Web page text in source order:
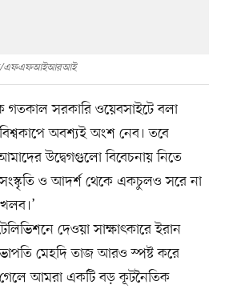
এফএফআইআরআই
গতকাল সরকারি ওয়েবসাইটে বলা
অবশ্যই অংশ নেব। তবে
উদ্বেগগুলো বিবেচনায় নিতে
সংস্কৃতি ও আদর্শ থেকে একচুলও সরে না
দেওয়া সাক্ষাৎকারে ইরান
মেহদি তাজ আরও স্পষ্ট করে
গেলে আমরা একটি বড় কূটনৈতিক